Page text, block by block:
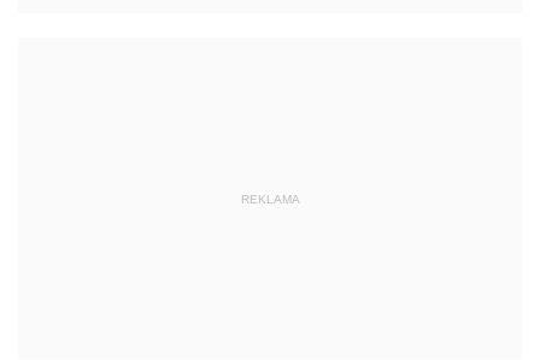
REKLAMA